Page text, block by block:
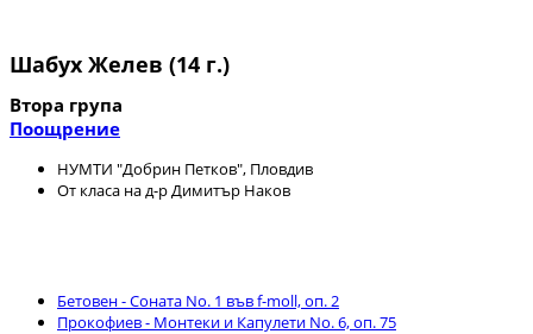
Шабух Желев (14 г.)
Втора група
Поощрение
НУМТИ "Добрин Петков", Пловдив
От класа на д-р Димитър Наков
Бетовен - Соната No. 1 във f-moll, оп. 2
Прокофиев - Монтеки и Капулети No. 6, оп. 75